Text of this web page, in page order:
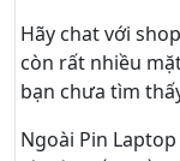
Hãy chatvới
còn rất nhiều
bạn chưa tìm
Ngoài Pin